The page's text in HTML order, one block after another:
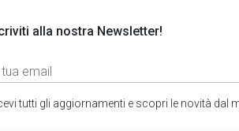
alla nostra Newsletter!
tutti gli aggiornamenti e scopri le novità dal